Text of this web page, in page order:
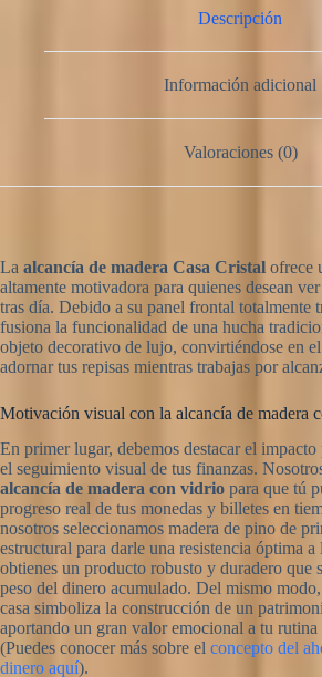
Descripción
Información adicional
Valoraciones (0)
La alcancía de madera Casa Cristal ofrece
altamente motivadora para quienes desean
tras día. Debido a su panel frontal totalmente
fusiona la funcionalidad de una hucha
objeto decorativo de lujo, convirtiéndose en
adornar tus repisas mientras trabajas por
Motivación visual con la alcancía de madera
En primer lugar, debemos destacar el
el seguimiento visual de tus finanzas.
alcancía de madera con vidrio para que tú
progreso real de tus monedas y billetes en
nosotros seleccionamos madera de pino de
estructural para darle una resistencia óptima
obtienes un producto robusto y duradero que
peso del dinero acumulado. Del mismo
casa simboliza la construcción de un
aportando un gran valor emocional a tu
(Puedes conocer más sobre el concepto del
dinero aquí).